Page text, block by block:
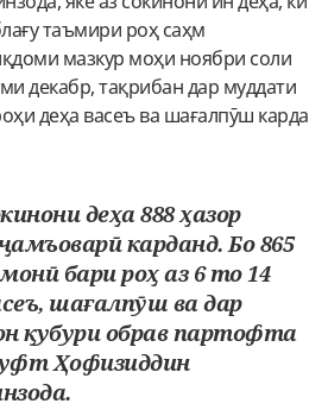
таъмири роҳ саҳм
мазкур моҳи ноябри соли
декабр, тақрибан дар муддати
деҳа васеъ ва шағалпӯш карда
деҳа 888 ҳазор
карданд. Бо 865
бари роҳ аз 6 то 14
шағалпӯш ва дар
қубури обрав партофта
Ҳофизиддин